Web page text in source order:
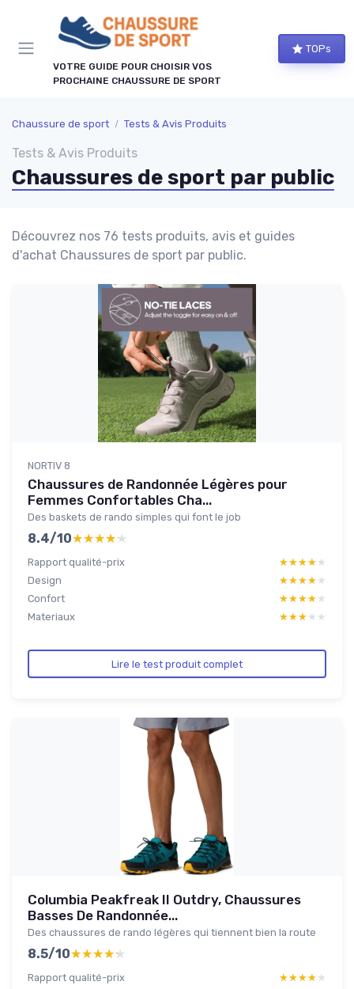
VOTRE GUIDE POUR CHOISIR VOS
PROCHAINE CHAUSSURE DE SPORT
TOPs
Chaussure de sport Tests & Avis Produits
Tests & Avis Produits
Chaussures de sport par public
Découvrez nos 76 tests produits, avis et guides
d'achat Chaussures de sport par public.
NORTIV 8
Chaussures de Randonnée Légères pour
Femmes Confortables Cha...
Des baskets de rando simples qui font le job
8.4/10★★★★★
★★★★★
Rapport qualité-prix ★★★★★
★★★★★
Design
★★★★★
★★★★★
Confort
★★★★★
★★★★★
Materiaux
★★★★★
★★★★★
Lire le test produit complet
Columbia Peakfreak II Outdry, Chaussures
Basses De Randonnée...
Des chaussures de rando légères qui tiennent bien la route
8.5/10★★★★★
★★★★★
Rapport qualité-prix ★★★★★
★★★★★